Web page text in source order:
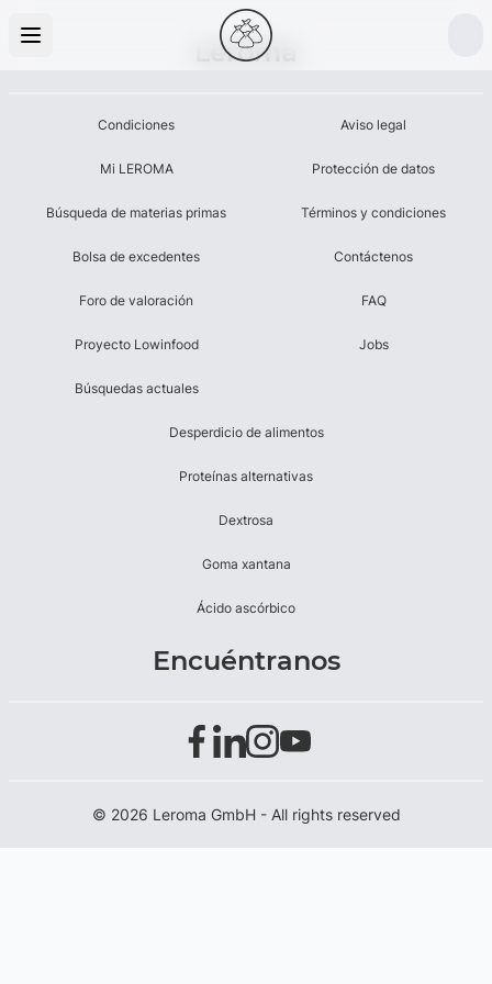
Leroma
Condiciones
Mi LEROMA
Búsqueda de materias primas
Bolsa de excedentes
Foro de valoración
Proyecto Lowinfood
Búsquedas actuales
Aviso legal
Protección de datos
Términos y condiciones
Contáctenos
FAQ
Jobs
Desperdicio de alimentos
Proteínas alternativas
Dextrosa
Goma xantana
Ácido ascórbico
Encuéntranos
© 2026 Leroma GmbH - All rights reserved